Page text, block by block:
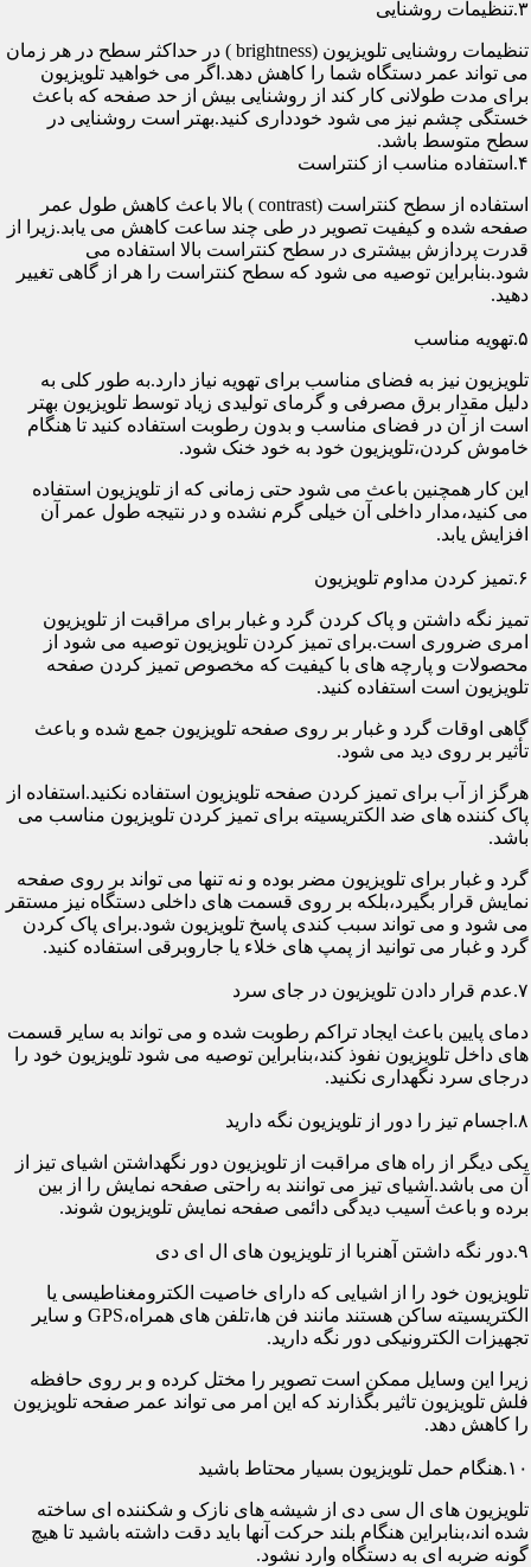
۳.تنظیمات روشنایی
تنظیمات روشنایی تلویزیون (brightness ) در حداکثر سطح در هر زمان
می تواند عمر دستگاه شما را کاهش دهد.اگر می خواهید تلویزیون
برای مدت طولانی کار کند از روشنایی بیش از حد صفحه که باعث
خستگی چشم نیز می شود خودداری کنید.بهتر است روشنایی در
سطح متوسط باشد.
۴.استفاده مناسب از کنتراست
استفاده از سطح کنتراست (contrast ) بالا باعث کاهش طول عمر
صفحه شده و کیفیت تصویر در طی چند ساعت کاهش می یابد.زیرا از
قدرت پردازش بیشتری در سطح کنتراست بالا استفاده می
شود.بنابراین توصیه می شود که سطح کنتراست را هر از گاهی تغییر
دهید.
۵.تهویه مناسب
تلویزیون نیز به فضای مناسب برای تهویه نیاز دارد.به طور کلی به
دلیل مقدار برق مصرفی و گرمای تولیدی زیاد توسط تلویزیون بهتر
است از آن در فضای مناسب و بدون رطوبت استفاده کنید تا هنگام
خاموش کردن،تلویزیون خود به خود خنک شود.
این کار همچنین باعث می شود حتی زمانی که از تلویزیون استفاده
می کنید،مدار داخلی آن خیلی گرم نشده و در نتیجه طول عمر آن
افزایش یابد.
۶.تمیز کردن مداوم تلویزیون
تمیز نگه داشتن و پاک کردن گرد و غبار برای مراقبت از تلویزیون
امری ضروری است.برای تمیز کردن تلویزیون توصیه می شود از
محصولات و پارچه های با کیفیت که مخصوص تمیز کردن صفحه
تلویزیون است استفاده کنید.
گاهی اوقات گرد و غبار بر روی صفحه تلویزیون جمع شده و باعث
تأثیر بر روی دید می شود.
هرگز از آب برای تمیز کردن صفحه تلویزیون استفاده نکنید.استفاده از
پاک کننده های ضد الکتریسیته برای تمیز کردن تلویزیون مناسب می
باشد.
گرد و غبار برای تلویزیون مضر بوده و نه تنها می تواند بر روی صفحه
نمایش قرار بگیرد،بلکه بر روی قسمت های داخلی دستگاه نیز مستقر
می شود و می تواند سبب کندی پاسخ تلویزیون شود.برای پاک کردن
گرد و غبار می توانید از پمپ های خلاء یا جاروبرقی استفاده کنید.
۷.عدم قرار دادن تلویزیون در جای سرد
دمای پایین باعث ایجاد تراکم رطوبت شده و می تواند به سایر قسمت
های داخل تلویزیون نفوذ کند،بنابراین توصیه می شود تلویزیون خود را
درجای سرد نگهداری نکنید.
۸.اجسام تیز را دور از تلویزیون نگه دارید
یکی دیگر از راه های مراقبت از تلویزیون دور نگهداشتن اشیای تیز از
آن می باشد.اشیای تیز می توانند به راحتی صفحه نمایش را از بین
برده و باعث آسیب دیدگی دائمی صفحه نمایش تلویزیون شوند.
۹.دور نگه داشتن آهنربا از تلویزیون های ال ای دی
تلویزیون خود را از اشیایی که دارای خاصیت الکترومغناطیسی یا
الکتریسیته ساکن هستند مانند فن ها،تلفن های همراه،GPS و سایر
تجهیزات الکترونیکی دور نگه دارید.
زیرا این وسایل ممکن است تصویر را مختل کرده و بر روی حافظه
فلش تلویزیون تاثیر بگذارند که این امر می تواند عمر صفحه تلویزیون
را کاهش دهد.
۱۰.هنگام حمل تلویزیون بسیار محتاط باشید
تلویزیون های ال سی دی از شیشه های نازک و شکننده ای ساخته
شده اند،بنابراین هنگام بلند حرکت آنها باید دقت داشته باشید تا هیچ
گونه ضربه ای به دستگاه وارد نشود.